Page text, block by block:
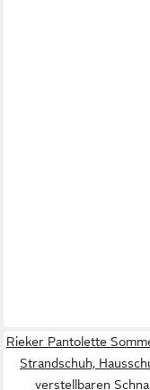
Rieker Pantolette
Strandschuh,
verstellbaren